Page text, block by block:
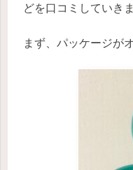
どを口コミしていき
まず、パッケージが